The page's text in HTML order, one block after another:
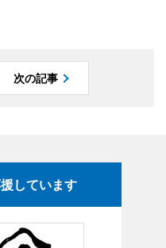
次の記事
しています